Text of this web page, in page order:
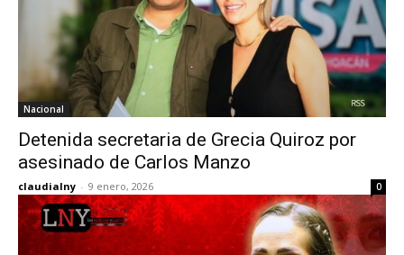
Nacional
Detenida secretaria de Grecia Quiroz por
asesinado de Carlos Manzo
claudialny - 9 enero, 2026 0